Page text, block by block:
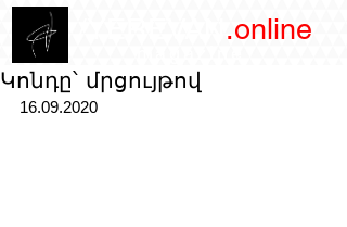
.online
Կոնդը՝ մրցույթով
16.09.2020